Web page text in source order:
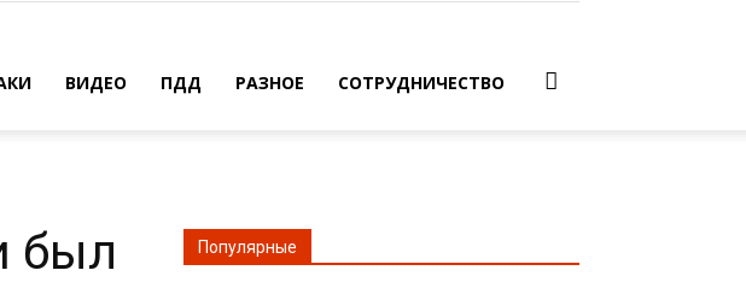
ВИДЕО ПДД РАЗНОЕ СОТРУДНИЧЕСТВО
был
Популярные